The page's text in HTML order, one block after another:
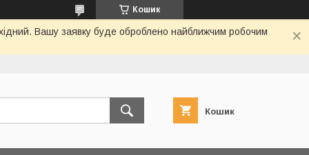
Кошик
Вашу заявку буде оброблено найближчим робочим
Кошик